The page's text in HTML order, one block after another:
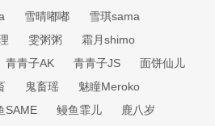
雪晴嘟嘟
雪琪sama
雯粥粥
霜月shimo
青青子AK 青青子JS
面饼仙儿
鬼畜瑶
魅瞳Meroko
SAME 鳗鱼霏儿
鹿八岁